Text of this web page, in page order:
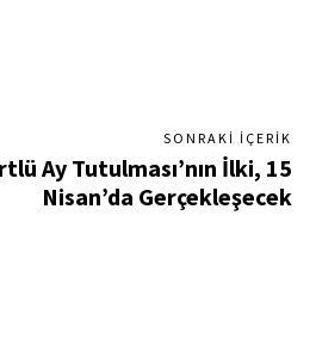
SONRAKI İÇERIK
Ay Tutulması’nın İlki, 15
Nisan’da Gerçekleşecek